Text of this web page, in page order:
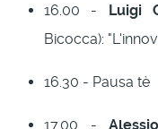
16.00 - Luigi
Bicocca):
16.30 - Pausa tè
17.00 -